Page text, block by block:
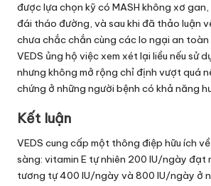
được lựa chọn kỹ có MASH không xơ
đái tháo đường, và sau khi đã thảo luận
chưa chắc chắn cùng các lo ngại an toàn
VEDS ủng hộ việc xem xét lại liều nếu sử
nhưng không mở rộng chỉ định vượt quá
chứng ở những người bệnh có khả năng
Kết luận
VEDS cung cấp một thông điệp hữu ích
sàng: vitamin E tự nhiên 200 IU/ngày đạt
tương tự 400 IU/ngày và 800 IU/ngày ở